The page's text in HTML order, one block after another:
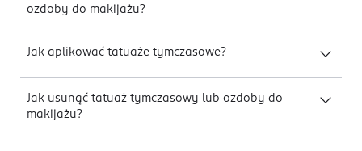
ozdoby do makijażu?
Jak aplikować tatuaże tymczasowe?
Jak usunąć tatuaż tymczasowy lub ozdoby do
makijażu?